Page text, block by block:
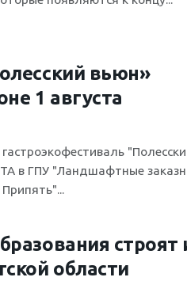
вьюн»
1 августа
в ГПУ "Ландшафтные
строят
области